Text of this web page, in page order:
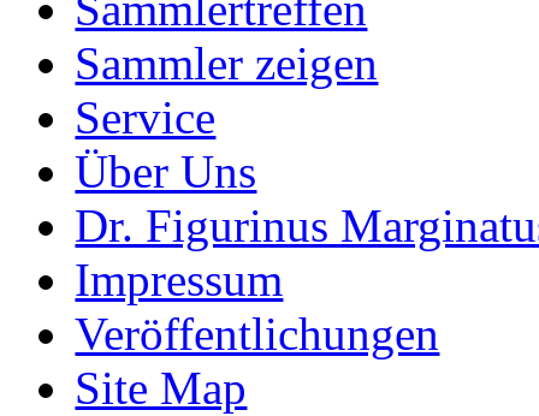
Sammler zeigen
Service
Über Uns
Dr. Figurinus
Impressum
Veröffentlichungen
Site Map